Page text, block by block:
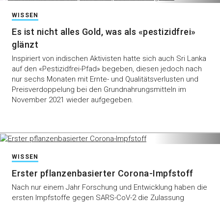
WISSEN
Es ist nicht alles Gold, was als «pestizidfrei»
glänzt
Inspiriert von indischen Aktivisten hatte sich auch Sri Lanka
auf den «Pestizidfrei-Pfad» begeben, diesen jedoch nach
nur sechs Monaten mit Ernte- und Qualitätsverlusten und
Preisverdoppelung bei den Grundnahrungsmitteln im
November 2021 wieder aufgegeben.
WISSEN
Erster pflanzenbasierter Corona-Impfstoff
Nach nur einem Jahr Forschung und Entwicklung haben die
ersten Impfstoffe gegen SARS-CoV-2 die Zulassung